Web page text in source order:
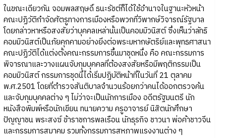
ในขณะเดียวกัน จอมพลสฤษดิ์ ธนะรัชต์ก็ได้ใช้อำนาจในฐานะหัวหน้า
คณะปฏิวัติกำจัดศัตรูทางการเมืองหรือพวกที่วิพากษ์วิจารณ์รัฐบาล
โดยกล่าวหาหรือสงสัยว่าบุคคลเหล่านั้นเป็นคอมมิวนิสต์ ซึ่งเห็นว่าลัทธิ
คอมมิวนิสต์เป็นภัยคุกคามอย่างยิ่งต่อพระมหากษัตริย์และพุทธศาสนา
คณะปฏิวัติได้แต่งตั้งคณะกรรมการขึ้นมาชุดหนึ่ง คือ คณะกรรมการ
พิจารณาและวางแผนจับกุมบุคคลที่ต้องสงสัยหรือมีพฤติกรรมเป็น
คอมมิวนิสต์ กรรมการชุดนี้ได้เริ่มปฏิบัติหน้าที่ในวันที่ 21 ตุลาคม
พ.ศ.2501 โดยที่ตำรวจสันติบาลจำนวนร้อยกว่าคนได้ออกตรวจค้น
และจับกุมบุคคลต่าง ๆ ไม่ว่าจะเป็นนักการเมือง อดีตรัฐมนตรี นัก
หนังสือพิมพ์หรือนักเขียน ทนายความ ครูอาจารย์ นิสิตนักศึกษา
ปัญญาชน พระสงฆ์ ข้าราชการพลเรือน นักธุรกิจ ชาวนา พ่อค้าชาวจีน
และกรรมการสมาคม รวมทั้งกรรมการสหภาพแรงงานต่าง ๆ